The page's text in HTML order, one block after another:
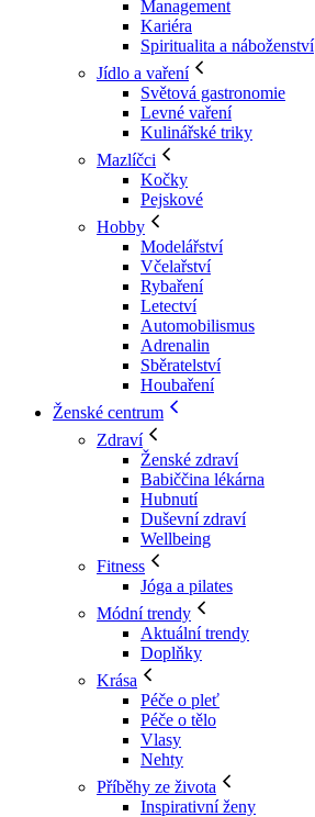
Management
Kariéra
Spiritualita a náboženství
Jídlo a vaření
Světová gastronomie
Levné vaření
Kulinářské triky
Mazlíčci
Kočky
Pejskové
Hobby
Modelářství
Včelařství
Rybaření
Letectví
Automobilismus
Adrenalin
Sběratelství
Houbaření
Ženské centrum
Zdraví
Ženské zdraví
Babiččina lékárna
Hubnutí
Duševní zdraví
Wellbeing
Fitness
Jóga a pilates
Módní trendy
Aktuální trendy
Doplňky
Krása
Péče o pleť
Péče o tělo
Vlasy
Nehty
Příběhy ze života
Inspirativní ženy